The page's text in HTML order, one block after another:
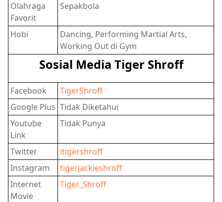
Olahraga
Favorit
Sepakbola
Hobi
Dancing, Performing Martial Arts,
Working Out di Gym
Sosial Media Tiger Shroff
Facebook
TigerShroff
Google Plus Tidak Diketahui
Youtube
Link
Tidak Punya
Twitter
itigershroff
Instagram
tigerjackieshroff
Internet
Movie
Tiger_Shroff